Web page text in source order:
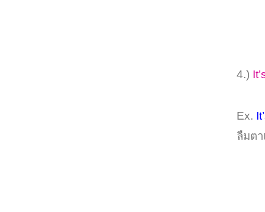
4.)
Ex.
ลืมต